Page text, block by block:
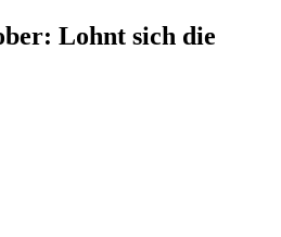
Lohnt sich die